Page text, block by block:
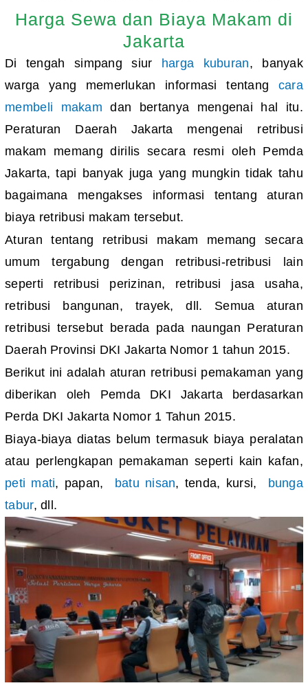
Harga Sewa dan Biaya Makam di
Jakarta
Di tengah simpang siur harga kuburan, banyak
warga yang memerlukan informasi tentang cara
membeli makam dan bertanya mengenai hal itu.
Peraturan Daerah Jakarta mengenai retribusi
makam memang dirilis secara resmi oleh Pemda
Jakarta, tapi banyak juga yang mungkin tidak tahu
bagaimana mengakses informasi tentang aturan
biaya retribusi makam tersebut.
Aturan tentang retribusi makam memang secara
umum tergabung dengan retribusi-retribusi lain
seperti retribusi perizinan, retribusi jasa usaha,
retribusi bangunan, trayek, dll. Semua aturan
retribusi tersebut berada pada naungan Peraturan
Daerah Provinsi DKI Jakarta Nomor 1 tahun 2015.
Berikut ini adalah aturan retribusi pemakaman yang
diberikan oleh Pemda DKI Jakarta berdasarkan
Perda DKI Jakarta Nomor 1 Tahun 2015.
Biaya-biaya diatas belum termasuk biaya peralatan
atau perlengkapan pemakaman seperti kain kafan,
peti mati, papan, batu nisan, tenda, kursi,
bunga
tabur, dll.